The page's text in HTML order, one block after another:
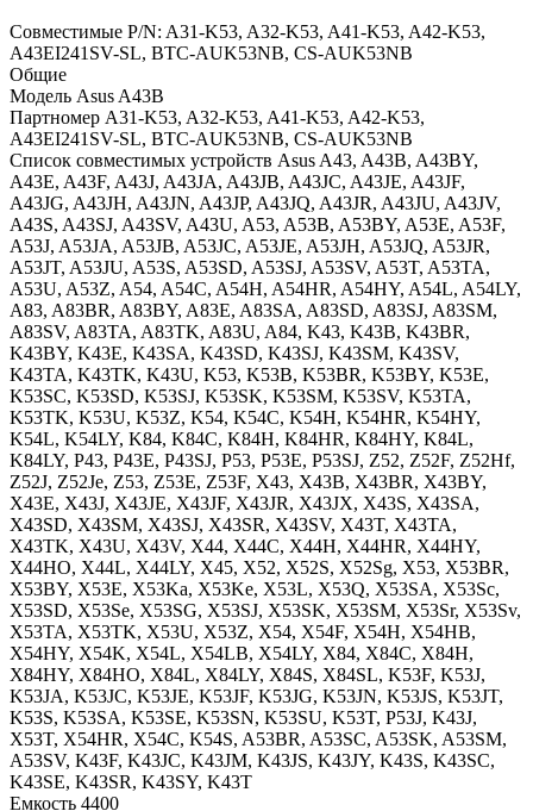
Совместимые P/N: A31-K53, A32-K53, A41-K53, A42-K53,
A43EI241SV-SL, BTC-AUK53NB, CS-AUK53NB
Общие
Модель Asus A43B
Партномер A31-K53, A32-K53, A41-K53, A42-K53,
A43EI241SV-SL, BTC-AUK53NB, CS-AUK53NB
Список совместимых устройств Asus A43, A43B, A43BY,
A43E, A43F, A43J, A43JA, A43JB, A43JC, A43JE, A43JF,
A43JG, A43JH, A43JN, A43JP, A43JQ, A43JR, A43JU, A43JV,
A43S, A43SJ, A43SV, A43U, A53, A53B, A53BY, A53E, A53F,
A53J, A53JA, A53JB, A53JC, A53JE, A53JH, A53JQ, A53JR,
A53JT, A53JU, A53S, A53SD, A53SJ, A53SV, A53T, A53TA,
A53U, A53Z, A54, A54C, A54H, A54HR, A54HY, A54L, A54LY,
A83, A83BR, A83BY, A83E, A83SA, A83SD, A83SJ, A83SM,
A83SV, A83TA, A83TK, A83U, A84, K43, K43B, K43BR,
K43BY, K43E, K43SA, K43SD, K43SJ, K43SM, K43SV,
K43TA, K43TK, K43U, K53, K53B, K53BR, K53BY, K53E,
K53SC, K53SD, K53SJ, K53SK, K53SM, K53SV, K53TA,
K53TK, K53U, K53Z, K54, K54C, K54H, K54HR, K54HY,
K54L, K54LY, K84, K84C, K84H, K84HR, K84HY, K84L,
K84LY, P43, P43E, P43SJ, P53, P53E, P53SJ, Z52, Z52F, Z52Hf,
Z52J, Z52Je, Z53, Z53E, Z53F, X43, X43B, X43BR, X43BY,
X43E, X43J, X43JE, X43JF, X43JR, X43JX, X43S, X43SA,
X43SD, X43SM, X43SJ, X43SR, X43SV, X43T, X43TA,
X43TK, X43U, X43V, X44, X44C, X44H, X44HR, X44HY,
X44HO, X44L, X44LY, X45, X52, X52S, X52Sg, X53, X53BR,
X53BY, X53E, X53Ka, X53Ke, X53L, X53Q, X53SA, X53Sc,
X53SD, X53Se, X53SG, X53SJ, X53SK, X53SM, X53Sr, X53Sv,
X53TA, X53TK, X53U, X53Z, X54, X54F, X54H, X54HB,
X54HY, X54K, X54L, X54LB, X54LY, X84, X84C, X84H,
X84HY, X84HO, X84L, X84LY, X84S, X84SL, K53F, K53J,
K53JA, K53JC, K53JE, K53JF, K53JG, K53JN, K53JS, K53JT,
K53S, K53SA, K53SE, K53SN, K53SU, K53T, P53J, K43J,
X53T, X54HR, X54C, K54S, A53BR, A53SC, A53SK, A53SM,
A53SV, K43F, K43JC, K43JM, K43JS, K43JY, K43S, K43SC,
K43SE, K43SR, K43SY, K43T
Емкость 4400